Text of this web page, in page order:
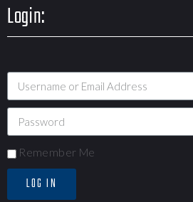
Login:
Remember Me
LOG IN